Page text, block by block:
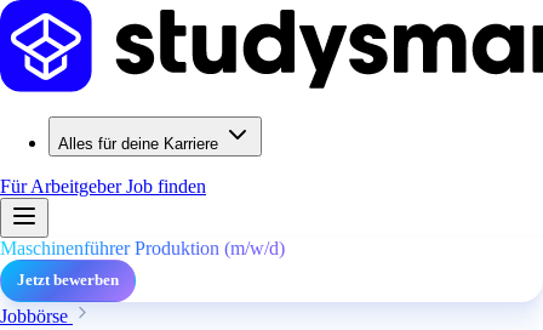
Alles für deine Karriere
Für ArbeitgeberJob finden
Maschinenführer Produktion (m/w/d)
Jetzt bewerben
Jobbörse